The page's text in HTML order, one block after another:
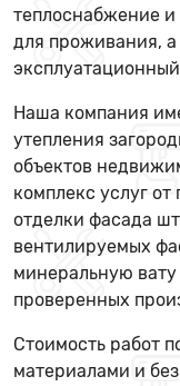
теплоснабжение
для проживания, а
Наша компания
утепления
объектов
комплекс услуг
отделки фасада
вентилируемых
минеральную
проверенных
Стоимость работ
материалами и